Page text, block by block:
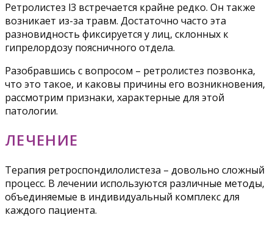
Ретролистез l3 встречается крайне редко. Он также
возникает из-за травм. Достаточно часто эта
разновидность фиксируется у лиц, склонных к
гипрелордозу поясничного отдела.
Разобравшись с вопросом – ретролистез позвонка,
что это такое, и каковы причины его возникновения,
рассмотрим признаки, характерные для этой
патологии.
ЛЕЧЕНИЕ
Терапия ретроспондилолистеза – довольно сложный
процесс. В лечении используются различные методы,
объединяемые в индивидуальный комплекс для
каждого пациента.